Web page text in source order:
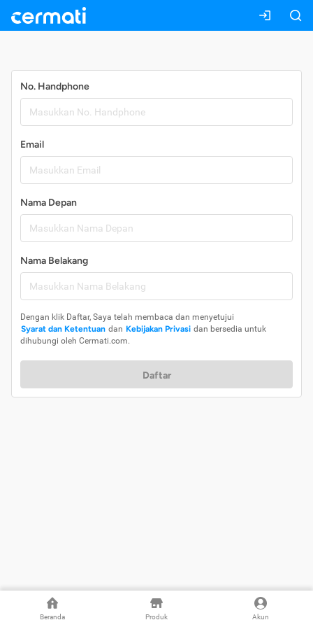
Beranda Produk Akun
No. Handphone
Email
Nama Depan
Nama Belakang
Dengan klik Daftar, Saya telah membaca dan menyetujui
Syarat dan Ketentuan dan Kebijakan Privasi dan bersedia untuk
dihubungi oleh Cermati.com.
Daftar